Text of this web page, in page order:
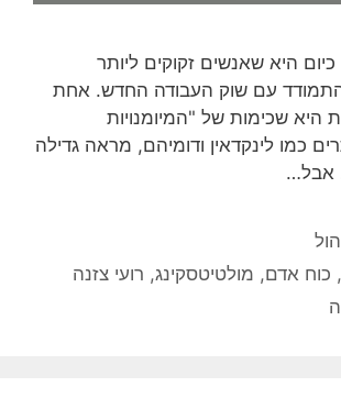
היא שאנשים זקוקים ליותר
להתמודד עם שוק העבודה החדש. אחת
היא שכימות של "המיומנויות
כמו לינקדאין ודומיהם, מראה גדילה
אבל…
, כוח אדם, מולטיטסקינג, רועי צזנה